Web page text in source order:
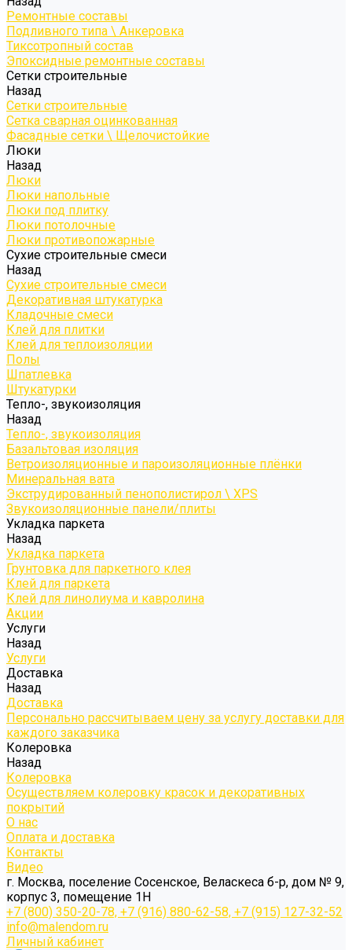
Ремонтные составы
Подливного типа \ Анкеровка
Тиксотропный состав
Эпоксидные ремонтные составы
Сетки строительные
Назад
Сетки строительные
Сетка сварная оцинкованная
Фасадные сетки \ Щелочистойкие
Люки
Назад
Люки
Люки напольные
Люки под плитку
Люки потолочные
Люки противопожарные
Сухие строительные смеси
Назад
Сухие строительные смеси
Декоративная штукатурка
Кладочные смеси
Клей для плитки
Клей для теплоизоляции
Полы
Шпатлевка
Штукатурки
Тепло-, звукоизоляция
Назад
Тепло-, звукоизоляция
Базальтовая изоляция
Ветроизоляционные и пароизоляционные плёнки
Минеральная вата
Экструдированный пенополистирол \ XPS
Звукоизоляционные панели/плиты
Укладка паркета
Назад
Укладка паркета
Грунтовка для паркетного клея
Клей для паркета
Клей для линолиума и кавролина
Акции
Услуги
Назад
Услуги
Доставка
Назад
Доставка
Персонально рассчитываем цену за услугу доставки для
каждого заказчика
Колеровка
Назад
Колеровка
Осуществляем колеровку красок и декоративных
покрытий
О нас
Оплата и доставка
Контакты
Видео
г. Москва, поселение Сосенское, Веласкеса б-р, дом № 9,
корпус 3, помещение 1Н
+7 (800) 350-20-78, +7 (916) 880-62-58, +7 (915) 127-32-52
info@malendom.ru
Личный кабинет